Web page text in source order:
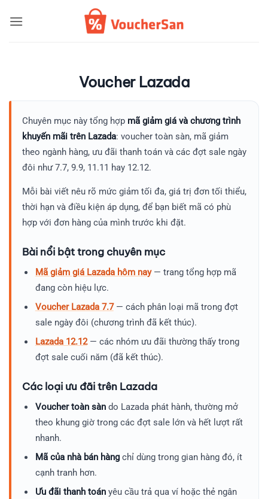
qua
Voucher Lazada
Chuyên mục này tổng hợp mã giảm giá và chương trình
khuyến mãi trên Lazada: voucher toàn sàn, mã giảm
theo ngành hàng, ưu đãi thanh toán và các đợt sale ngày
đôi như 7.7, 9.9, 11.11 hay 12.12.
Mỗi bài viết nêu rõ mức giảm tối đa, giá trị đơn tối thiểu,
thời hạn và điều kiện áp dụng, để bạn biết mã có phù
hợp với đơn hàng của mình trước khi đặt.
Bài nổi bật trong chuyên mục
Mã giảm giá Lazada hôm nay— trang tổng hợp mã
đang còn hiệu lực.
Voucher Lazada 7.7— cách phân loại mã trong đợt
sale ngày đôi (chương trình đã kết thúc).
Lazada 12.12— các nhóm ưu đãi thường thấy trong
đợt sale cuối năm (đã kết thúc).
Các loại ưu đãi trên Lazada
Voucher toàn sàndo Lazada phát hành, thường mở
theo khung giờ trong các đợt sale lớn và hết lượt rất
nhanh.
Mã của nhà bán hàngchỉ dùng trong gian hàng đó, ít
cạnh tranh hơn.
Ưu đãi thanh toányêu cầu trả qua ví hoặc thẻ ngân